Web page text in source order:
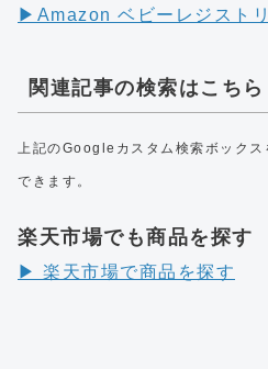
▶︎Amazon ベビーレジスト
関連記事の検索はこちら
上記のGoogleカスタム検索ボックス
できます。
楽天市場でも商品を探す
▶︎ 楽天市場で商品を探す